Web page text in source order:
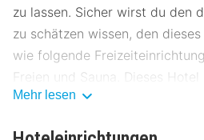
zu lassen. Sicher wirst du den
zu schätzen wissen, den
wie folgende
Freien und Sauna. Dieses Hotel
WLAN, ein Spielzimmer/
Mehr lesen